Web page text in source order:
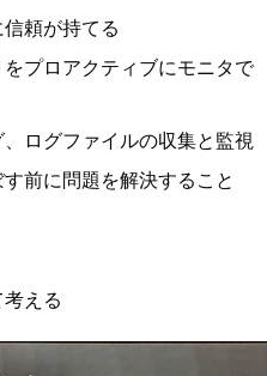
頼が持てる
プロアクティブにモニタで
ログファイルの収集と監視
前に問題を解決すること
える